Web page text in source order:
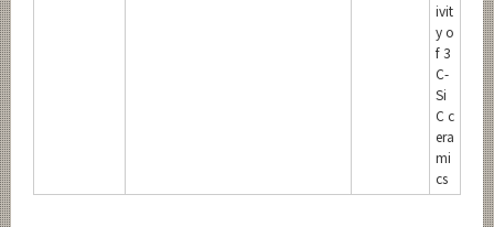
ivit
y o
f 3
C-
Si
C c
era
mi
cs